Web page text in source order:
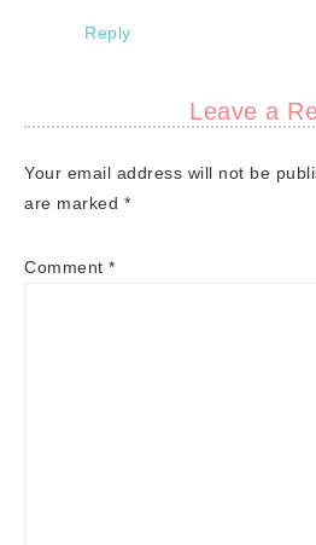
Reply
Leave a
Your email address will not be
are marked *
Comment *